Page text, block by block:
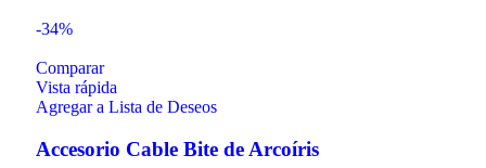
-34%
Comparar
Vista rápida
Agregar a Lista de Deseos
Accesorio Cable Bite de Arcoíris